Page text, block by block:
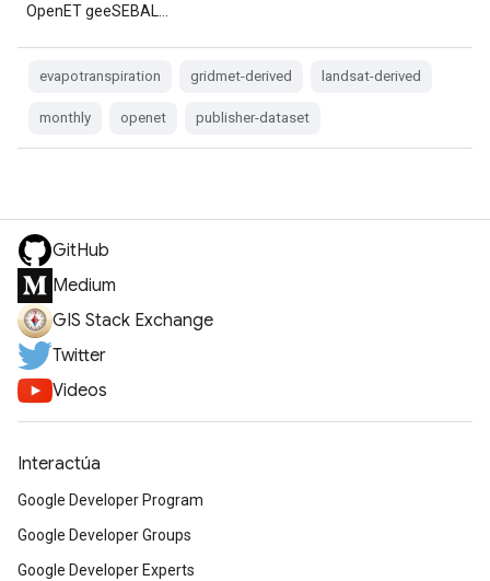
OpenET geeSEBAL…
evapotranspiration gridmet-derived landsat-derived
monthly openet publisher-dataset
GitHub
Medium
GIS Stack Exchange
Twitter
Videos
Interactúa
Google Developer Program
Google Developer Groups
Google Developer Experts